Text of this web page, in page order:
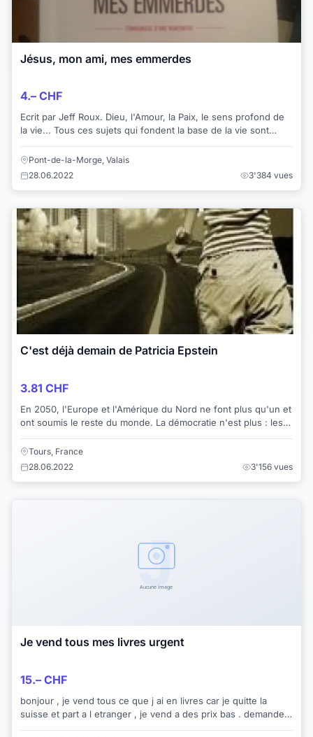
Jésus, mon ami, mes emmerdes
4.– CHF
Ecrit par Jeff Roux. Dieu, l'Amour, la Paix, le sens profond de
la vie... Tous ces sujets qui fondent la base de la vie sont
tabous dans la société...
Pont-de-la-Morge, Valais
28.06.2022
3'384 vues
C'est déjà demain de Patricia Epstein
3.81 CHF
En 2050, l'Europe et l'Amérique du Nord ne font plus qu'un et
ont soumis le reste du monde. La démocratie n'est plus : les
Tours, France
28.06.2022
3'156 vues
Je vend tous mes livres urgent
15.– CHF
bonjour , je vend tous ce que j ai en livres car je quitte la
suisse et part a l etranger , je vend a des prix bas . demander